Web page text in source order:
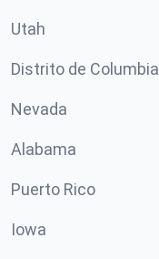
Utah
Distrito de Columbia
Nevada
Alabama
Puerto Rico
Iowa